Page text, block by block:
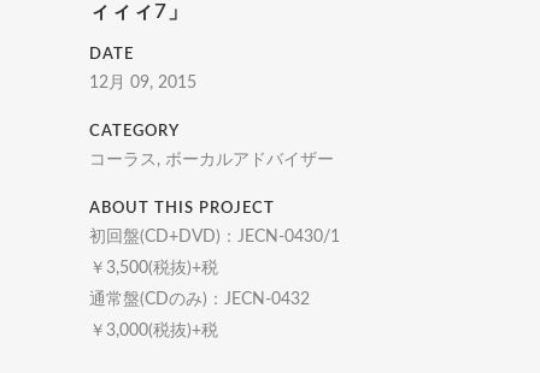
ィィィ7」
DATE
12月 09, 2015
CATEGORY
コーラス, ボーカルアドバイザー
ABOUT THIS PROJECT
初回盤(CD+DVD)：JECN-0430/1
￥3,500(税抜)+税
通常盤(CDのみ)：JECN-0432
￥3,000(税抜)+税